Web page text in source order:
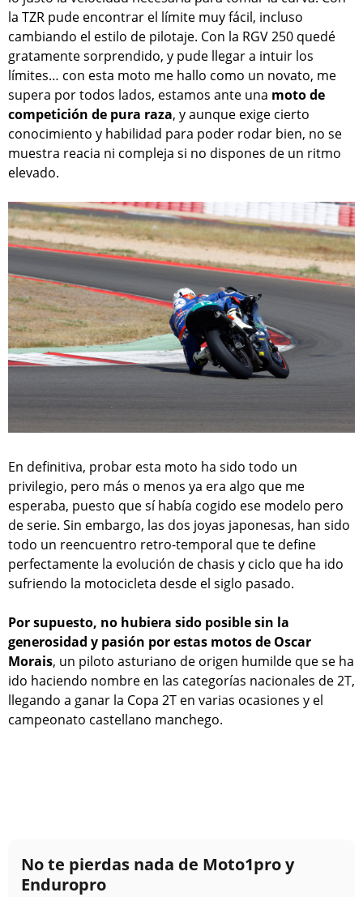
la TZR pude encontrar el límite muy fácil, incluso
cambiando el estilo de pilotaje. Con la RGV 250 quedé
gratamente sorprendido, y pude llegar a intuir los
límites… con esta moto me hallo como un novato, me
supera por todos lados, estamos ante una moto de
competición de pura raza, y aunque exige cierto
conocimiento y habilidad para poder rodar bien, no se
muestra reacia ni compleja si no dispones de un ritmo
elevado.
En definitiva, probar esta moto ha sido todo un
privilegio, pero más o menos ya era algo que me
esperaba, puesto que sí había cogido ese modelo pero
de serie. Sin embargo, las dos joyas japonesas, han sido
todo un reencuentro retro-temporal que te define
perfectamente la evolución de chasis y ciclo que ha ido
sufriendo la motocicleta desde el siglo pasado.
Por supuesto, no hubiera sido posible sin la
generosidad y pasión por estas motos de Oscar
Morais, un piloto asturiano de origen humilde que se ha
ido haciendo nombre en las categorías nacionales de 2T,
llegando a ganar la Copa 2T en varias ocasiones y el
campeonato castellano manchego.
No te pierdas nada de Moto1pro y
Enduropro